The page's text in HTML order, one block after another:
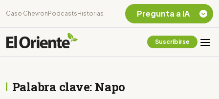
Caso Chevron Podcasts Historias
Suscribirse
Palabra clave: Napo
Pregunta a IA